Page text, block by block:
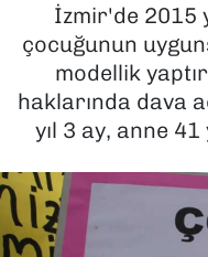
İzmir'de 2015
çocuğunun
modellik
haklarında dava
yıl 3 ay, anne 41
POLİTİKA
SAĞLIK
TEKNOLOJİ